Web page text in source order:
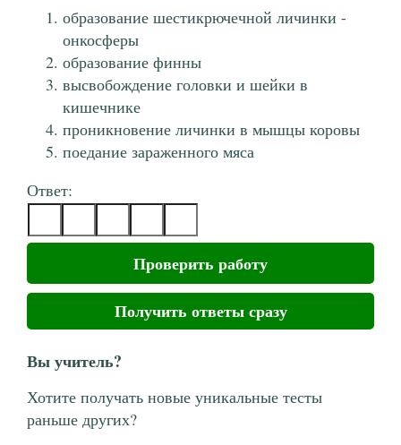
образование шестикрючечной личинки -
онкосферы
образование финны
высвобождение головки и шейки в
кишечнике
проникновение личинки в мышцы коровы
поедание зараженного мяса
Ответ:
Проверить работу
Получить ответы сразу
Вы учитель?
Хотите получать новые уникальные тесты
раньше других?